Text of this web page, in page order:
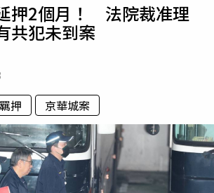
押2個月！ 法院裁准理
共犯未到案
押 京華城案